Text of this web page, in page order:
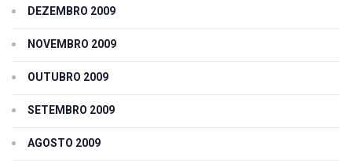
DEZEMBRO 2009
NOVEMBRO 2009
OUTUBRO 2009
SETEMBRO 2009
AGOSTO 2009